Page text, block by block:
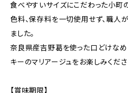
食べやすいサイズにこだわった小町
色料、保存料を一切使用せず、職人
ました。
奈良県産吉野葛を使った口どけなめ
キーのマリアージュをお楽しみくださ
【賞味期限】